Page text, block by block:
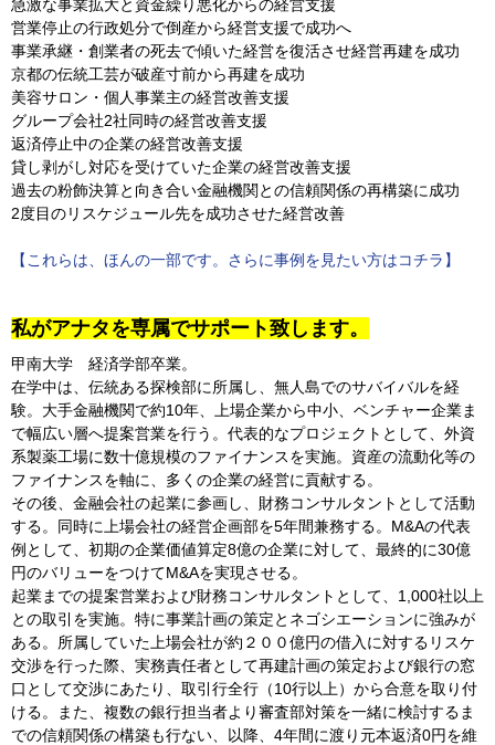
急激な事業拡大と資金繰り悪化からの経営支援
営業停止の行政処分で倒産から経営支援で成功へ
事業承継・創業者の死去で傾いた経営を復活させ経営再建を成功
京都の伝統工芸が破産寸前から再建を成功
美容サロン・個人事業主の経営改善支援
グループ会社2社同時の経営改善支援
返済停止中の企業の経営改善支援
貸し剥がし対応を受けていた企業の経営改善支援
過去の粉飾決算と向き合い金融機関との信頼関係の再構築に成功
2度目のリスケジュール先を成功させた経営改善
【これらは、ほんの一部です。さらに事例を見たい方はコチラ】
私がアナタを専属でサポート致します。
甲南大学 経済学部卒業。
在学中は、伝統ある探検部に所属し、無人島でのサバイバルを経
験。大手金融機関で約10年、上場企業から中小、ベンチャー企業ま
で幅広い層へ提案営業を行う。代表的なプロジェクトとして、外資
系製薬工場に数十億規模のファイナンスを実施。資産の流動化等の
ファイナンスを軸に、多くの企業の経営に貢献する。
その後、金融会社の起業に参画し、財務コンサルタントとして活動
する。同時に上場会社の経営企画部を5年間兼務する。M&Aの代表
例として、初期の企業価値算定8億の企業に対して、最終的に30億
円のバリューをつけてM&Aを実現させる。
起業までの提案営業および財務コンサルタントとして、1,000社以上
との取引を実施。特に事業計画の策定とネゴシエーションに強みが
ある。所属していた上場会社が約２００億円の借入に対するリスケ
交渉を行った際、実務責任者として再建計画の策定および銀行の窓
口として交渉にあたり、取引行全行（10行以上）から合意を取り付
ける。また、複数の銀行担当者より審査部対策を一緒に検討するま
での信頼関係の構築も行ない、以降、4年間に渡り元本返済0円を維